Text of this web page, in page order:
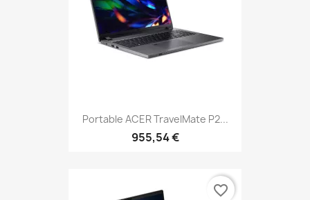
Portable ACER TravelMate P2...
955,54 €
favorite_border